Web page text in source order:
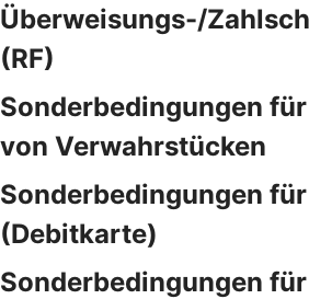
Überweisungs-/
(RF)
Sonderbedingungen
von Verwahrstücken
Sonderbedingungen
(Debitkarte)
Sonderbedingungen